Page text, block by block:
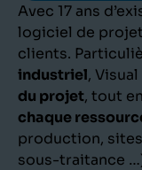
Avec 17 ans
logiciel de projet
clients.
industriel,
du projet, tout en
chaque
production,
sous-traitance